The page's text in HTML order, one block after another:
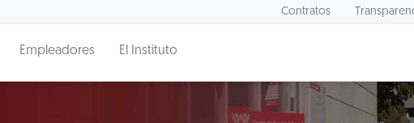
Contratos
Empleadores El Instituto